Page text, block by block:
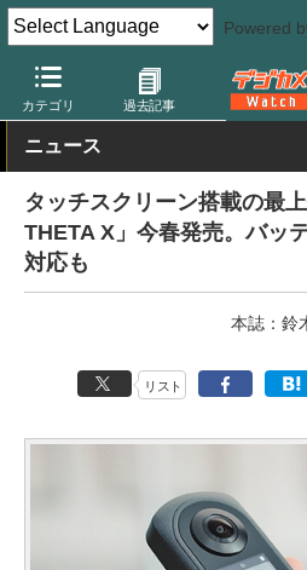
Powered
カテゴリ 過去記事
デジカメ Watch カメラ レンズ一
ニュース
タッチスクリーン搭載の最
THETA X」今春発売。バッ
対応も
本誌：鈴
リスト